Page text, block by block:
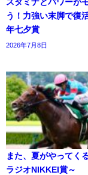
スタミナとパワーが
う！力強い末脚で復
年七夕賞
2026年7月8日
また、夏がやってく
ラジオNIKKEI賞～